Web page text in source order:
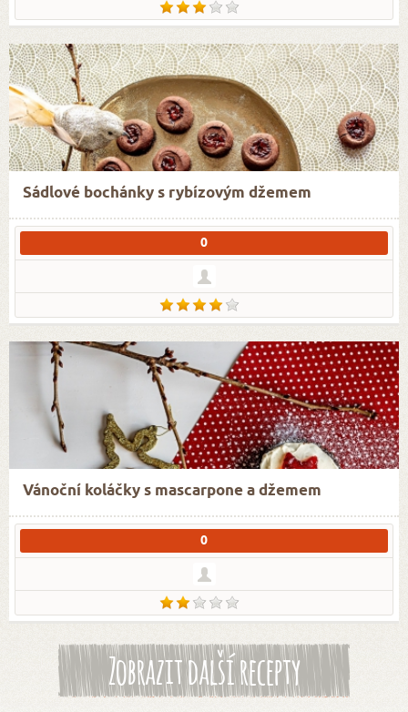
Sádlové bochánky s rybízovým džemem
0
Vánoční koláčky s mascarpone a džemem
0
Zobrazit další recepty